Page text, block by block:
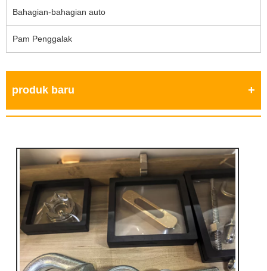
Bahagian-bahagian auto
Pam Penggalak
produk baru